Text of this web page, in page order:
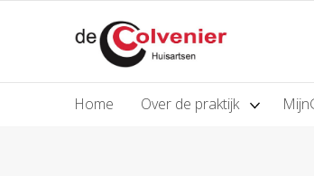
Home Over de praktijk